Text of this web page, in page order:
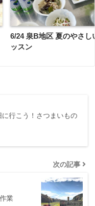
6/24 泉B地区 夏のやさし
ッスン
行こう！さつまいもの
次の記事
業